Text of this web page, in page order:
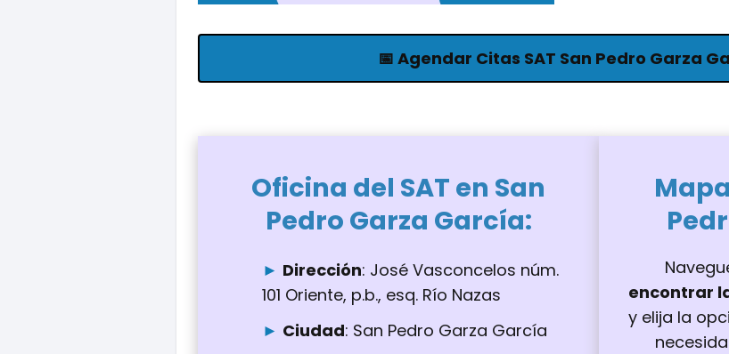
📅 Agendar Citas SAT San Pedro Garza
Oficina del SAT en San
Pedro Garza García:
Dirección: José Vasconcelos núm.
101 Oriente, p.b., esq. Río Nazas
Ciudad: San Pedro Garza García
encontrar
y elija la